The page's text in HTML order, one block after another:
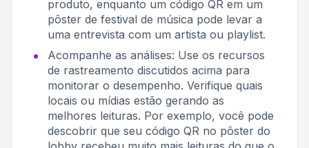
produto, enquanto um código QR em um
pôster de festival de música pode levar a
uma entrevista com um artista ou playlist.
Acompanhe as análises: Use os recursos
de rastreamento discutidos acima para
monitorar o desempenho. Verifique quais
locais ou mídias estão gerando as
melhores leituras. Por exemplo, você pode
descobrir que seu código QR no pôster do